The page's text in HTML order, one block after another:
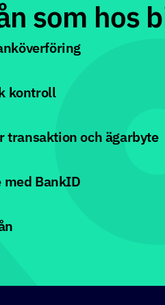
som hos
kontroll
transaktion och ägarbyte
med BankID